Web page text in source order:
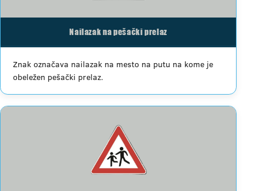
Nailazak na pešački prelaz
Znak označava nailazak na mesto na putu na kome je
obeležen pešački prelaz.